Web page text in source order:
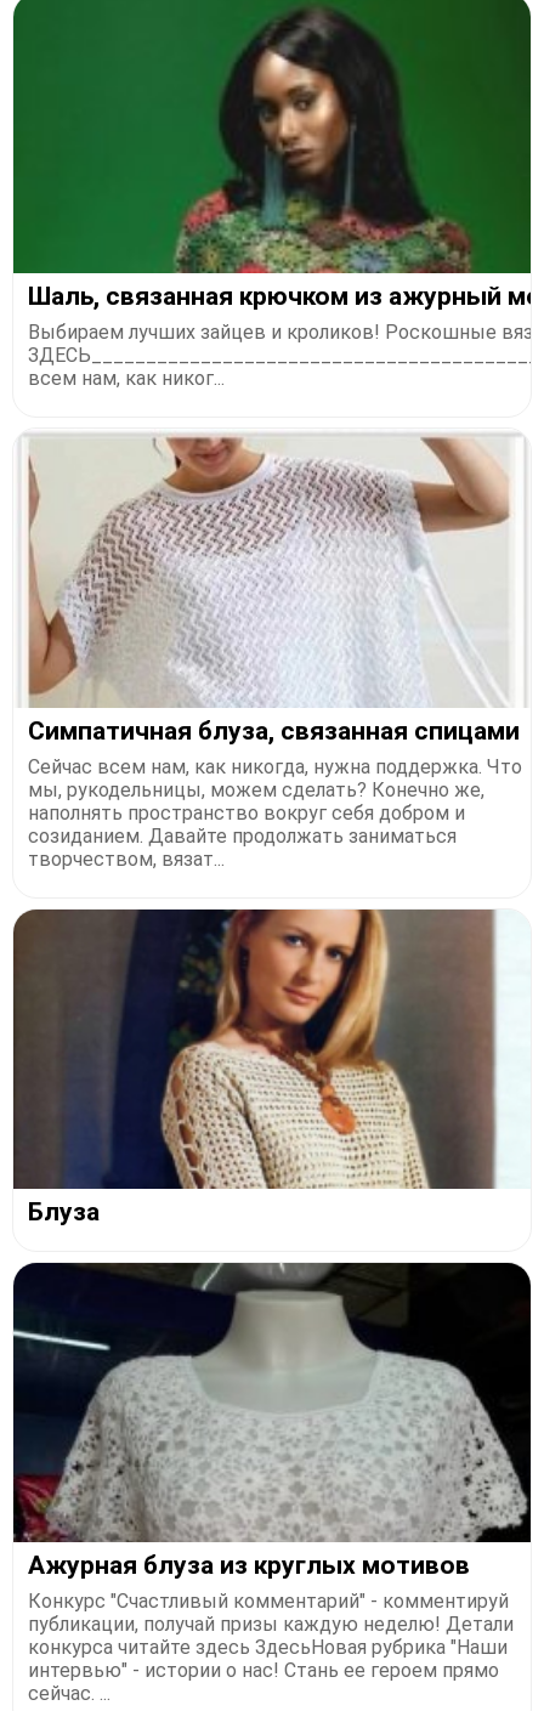
Шаль, связанная крючком из ажурный
Выбираем лучших зайцев и кроликов! Роскошные
всем нам, как никог...
Симпатичная блуза, связанная спицами
Сейчас всем нам, как никогда, нужна поддержка. Что
мы, рукодельницы, можем сделать? Конечно же,
наполнять пространство вокруг себя добром и
созиданием. Давайте продолжать заниматься
творчеством, вязат...
Блуза
Ажурная блуза из круглых мотивов
Конкурс "Счастливый комментарий" - комментируй
публикации, получай призы каждую неделю! Детали
конкурса читайте здесь ЗдесьНовая рубрика "Наши
интервью" - истории о нас! Стань ее героем прямо
сейчас. ...